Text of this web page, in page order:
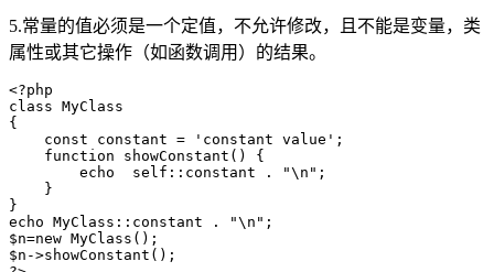
5.常量的值必须是一个定值，不允许修改，且不能是变量，类
属性或其它操作（如函数调用）的结果。
<?php
class MyClass
{
    const constant = 'constant value';
    function showConstant() {
        echo  self::constant . "\n";
    }
}
echo MyClass::constant . "\n";
$n=new MyClass();
$n->showConstant();